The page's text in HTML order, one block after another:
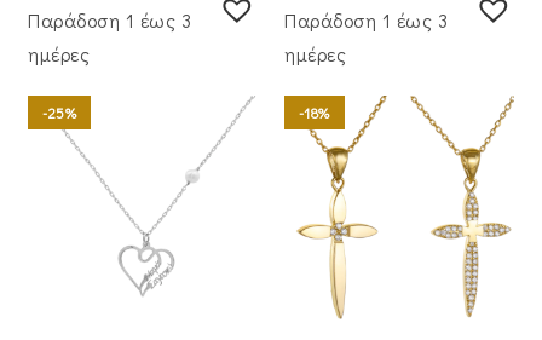
Παράδoση 1 έως 3
ημέρες
-25%
Παράδoση 1 έως 3
ημέρες
-18%